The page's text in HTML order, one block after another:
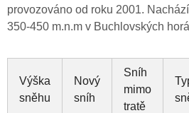
provozováno od roku 2001.
350-450 m.n.m v Buchlovských
Výška
sněhu
Nový
sníh
Sníh
mimo
tratě